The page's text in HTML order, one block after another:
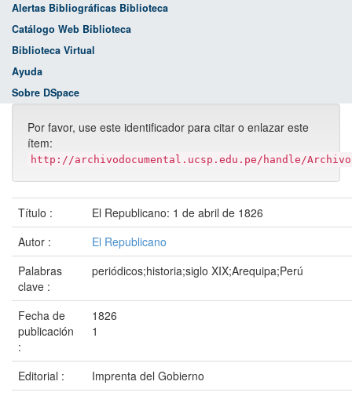
Alertas Bibliográficas Biblioteca
Catálogo Web Biblioteca
Biblioteca Virtual
Ayuda
Sobre DSpace
Por favor, use este identificador para citar o enlazar este
ítem:
http://archivodocumental.ucsp.edu.pe/handle/
Título :
El Republicano: 1 de abril de 1826
Autor :
El Republicano
Palabras
clave :
periódicos;historia;siglo XIX;Arequipa;Perú
Fecha de
publicación
:
1826
1
Editorial :
Imprenta del Gobierno